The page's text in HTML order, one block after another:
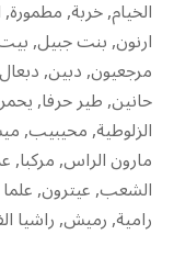
الخيام, خربة,
ارنون, بنت جبيل,
مرجعيون, دبين,
حانين, طير حرفا,
الزلوطية, محيبيب,
مارون الراس, مركبا,
الشعب, عيترون,
رامية, رميش, راشيا